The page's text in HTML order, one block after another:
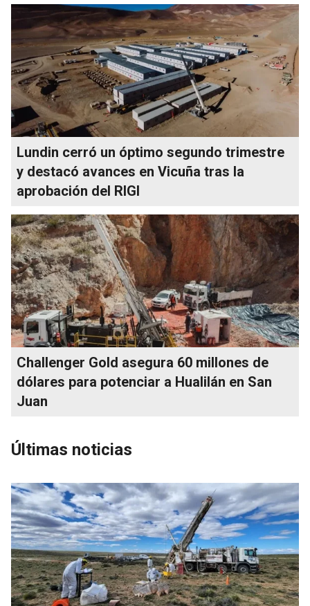
Lundin cerró un óptimo segundo trimestre
y destacó avances en Vicuña tras la
aprobación del RIGI
Challenger Gold asegura 60 millones de
dólares para potenciar a Hualilán en San
Juan
Últimas noticias